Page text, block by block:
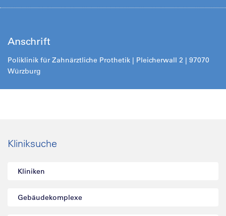
Anschrift
Poliklinik für Zahnärztliche Prothetik | Pleicherwall 2 | 97070
Würzburg
Kliniksuche
Kliniken
Gebäudekomplexe